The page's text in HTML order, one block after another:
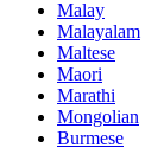
Malay
Malayalam
Maltese
Maori
Marathi
Mongolian
Burmese